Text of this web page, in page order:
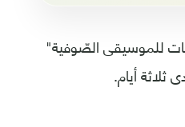
للموسيقى الصّوفية"
أيام.